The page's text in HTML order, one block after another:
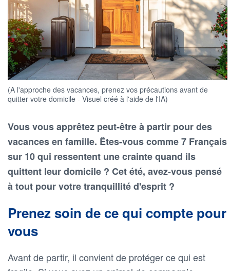
(A l'approche des vacances, prenez vos précautions avant de
quitter votre domicile - Visuel créé à l'aide de l'IA)
Vous vous apprêtez peut-être à partir pour des
vacances en famille. Êtes-vous comme 7 Français
sur 10 qui ressentent une crainte quand ils
quittent leur domicile ? Cet été, avez-vous pensé
à tout pour votre tranquillité d'esprit ?
Prenez soin de ce qui compte pour
vous
Avant de partir, il convient de protéger ce qui est